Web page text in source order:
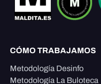
CÓMO TRABAJAMOS
Metodología Desinfo
Metodología La Buloteca